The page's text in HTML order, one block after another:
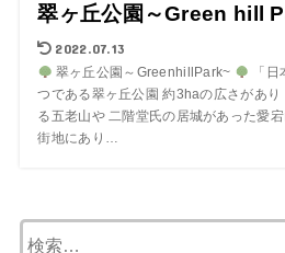
翠ヶ丘公園～Green hill
2022.07.13
翠ヶ丘公園～GreenhillPark~
「日
つである翠ヶ丘公園 約3haの広さがあ
る五老山や 二階堂氏の居城があった愛
街地にあり…